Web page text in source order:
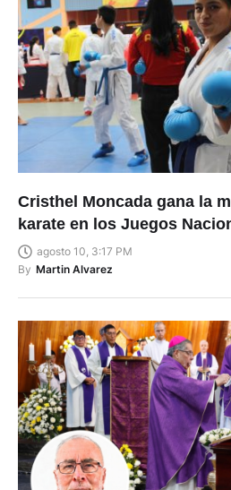
Cristhel Moncada gana la
karate en los Juegos
agosto 10, 3:17 PM
By Martin Alvarez